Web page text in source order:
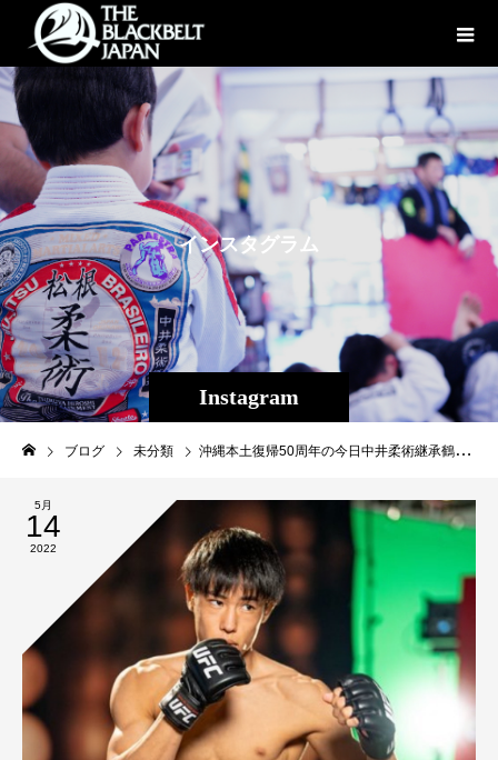
Instagram
インスタグラ ム
ブログ 未分類 沖縄本土復帰50周年の今日中井柔術継承鶴屋道場系統松根修斗相伝第8代修斗世界フライ級チャンピオン 平良達郎UFC初戦 日本時間5/15(日)AM8:30〜↓ youtu.be/kRO2VU3Fzs8皆様応援よろしくお願いします！From Japan to the world, from Okinawa to the world！！here we go！！#UFCvegas54#平良達郎#修斗#UFC#inspirit#沖縄
5月
14
2022